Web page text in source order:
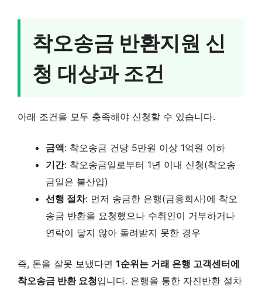
착오송금 반환지원 신
청 대상과 조건
아래 조건을 모두 충족해야 신청할 수 있습니다.
금액: 착오송금 건당 5만원 이상 1억원 이하
기간: 착오송금일로부터 1년 이내 신청(착오송
금일은 불산입)
선행 절차: 먼저 송금한 은행(금융회사)에 착오
송금 반환을 요청했으나 수취인이 거부하거나
연락이 닿지 않아 돌려받지 못한 경우
즉, 돈을 잘못 보냈다면 1순위는 거래 은행 고객센터에
착오송금 반환 요청입니다. 은행을 통한 자진반환 절차